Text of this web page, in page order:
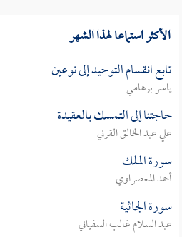
الأكثر استماعا لهذا الشهر
تابع انقسام التوحيد إلى نوعين
ياسر برهامي
حاجتنا إلى التمسك بالعقيدة
علي عبد الخالق القرني
سورة الملك
أحمد المعصراوي
سورة الجاثية
عبد السلام غالب السفياني